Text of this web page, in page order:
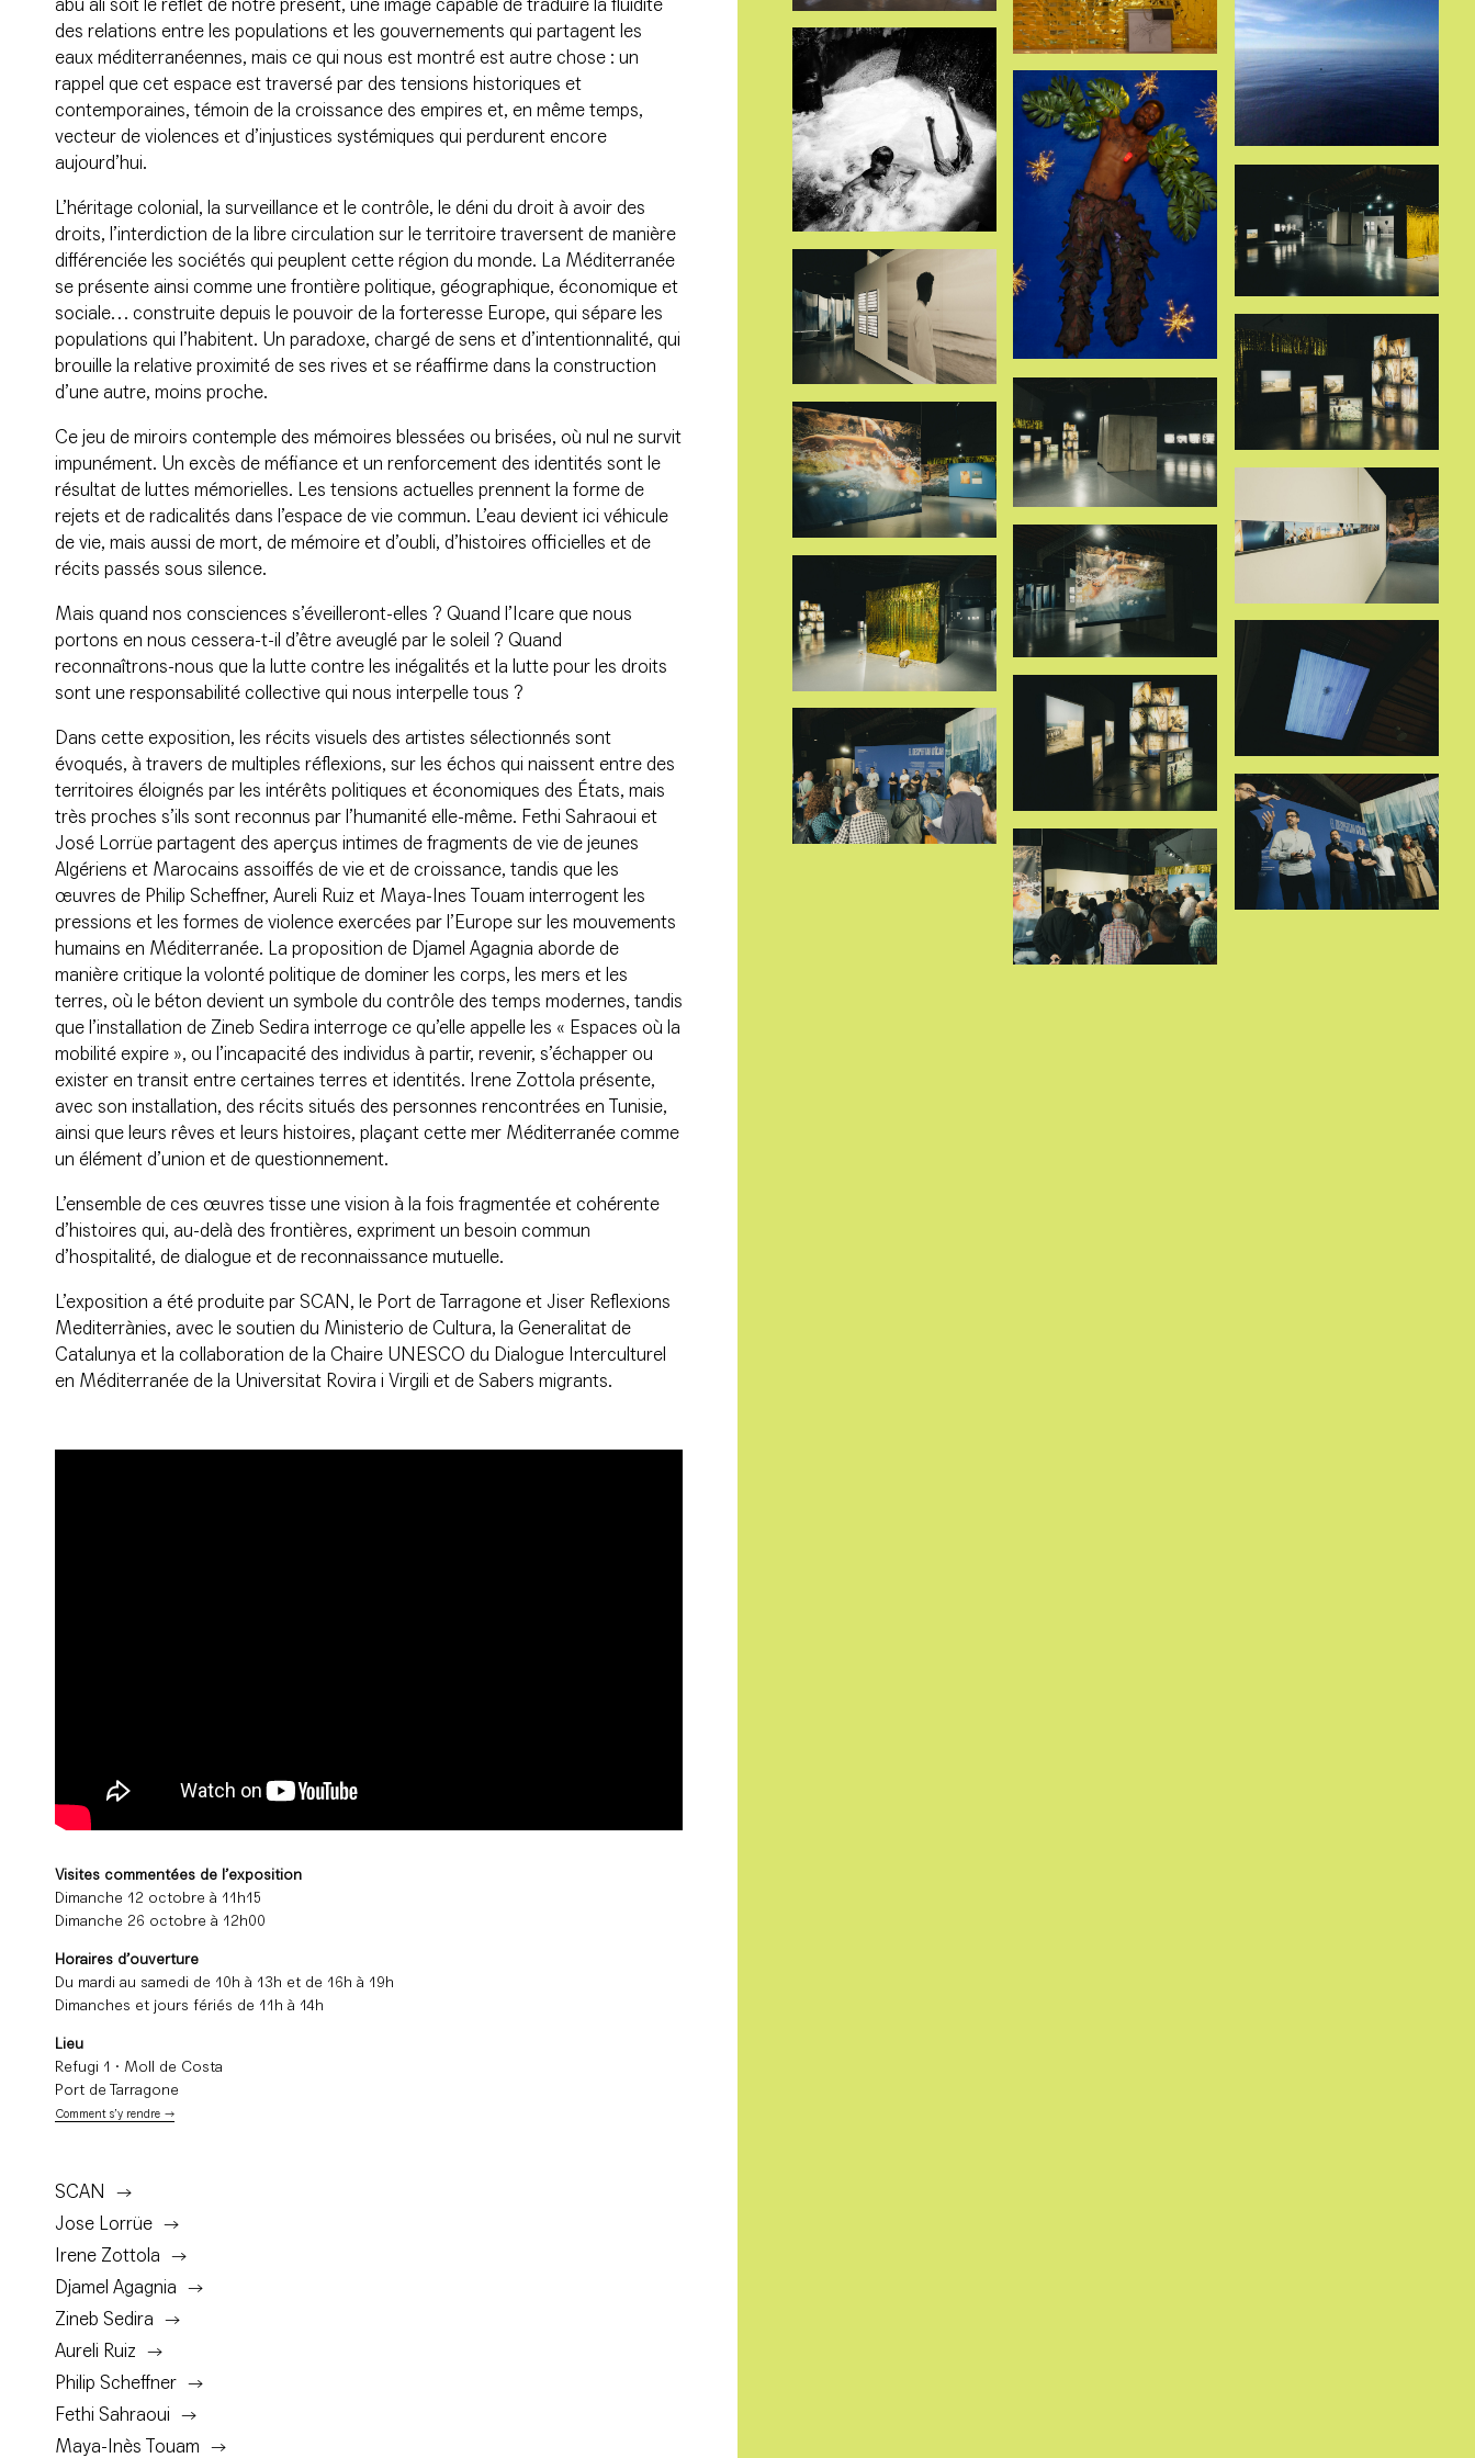
abu ali soit le reflet de notre présent, une image capable de traduire la fluidité
des relations entre les populations et les gouvernements qui partagent les
eaux méditerranéennes, mais ce qui nous est montré est autre chose : un
rappel que cet espace est traversé par des tensions historiques et
contemporaines, témoin de la croissance des empires et, en même temps,
vecteur de violences et d’injustices systémiques qui perdurent encore
aujourd’hui.
L’héritage colonial, la surveillance et le contrôle, le déni du droit à avoir des
droits, l’interdiction de la libre circulation sur le territoire traversent de manière
différenciée les sociétés qui peuplent cette région du monde. La Méditerranée
se présente ainsi comme une frontière politique, géographique, économique et
sociale… construite depuis le pouvoir de la forteresse Europe, qui sépare les
populations qui l’habitent. Un paradoxe, chargé de sens et d’intentionnalité, qui
brouille la relative proximité de ses rives et se réaffirme dans la construction
d’une autre, moins proche.
Ce jeu de miroirs contemple des mémoires blessées ou brisées, où nul ne survit
impunément. Un excès de méfiance et un renforcement des identités sont le
résultat de luttes mémorielles. Les tensions actuelles prennent la forme de
rejets et de radicalités dans l’espace de vie commun. L’eau devient ici véhicule
de vie, mais aussi de mort, de mémoire et d’oubli, d’histoires officielles et de
récits passés sous silence.
Mais quand nos consciences s’éveilleront-elles ? Quand l’Icare que nous
portons en nous cessera-t-il d’être aveuglé par le soleil ? Quand
reconnaîtrons-nous que la lutte contre les inégalités et la lutte pour les droits
sont une responsabilité collective qui nous interpelle tous ?
Dans cette exposition, les récits visuels des artistes sélectionnés sont
évoqués, à travers de multiples réflexions, sur les échos qui naissent entre des
territoires éloignés par les intérêts politiques et économiques des États, mais
très proches s’ils sont reconnus par l’humanité elle-même. Fethi Sahraoui et
José Lorrüe partagent des aperçus intimes de fragments de vie de jeunes
Algériens et Marocains assoiffés de vie et de croissance, tandis que les
œuvres de Philip Scheffner, Aureli Ruiz et Maya-Ines Touam interrogent les
pressions et les formes de violence exercées par l’Europe sur les mouvements
humains en Méditerranée. La proposition de Djamel Agagnia aborde de
manière critique la volonté politique de dominer les corps, les mers et les
terres, où le béton devient un symbole du contrôle des temps modernes, tandis
que l’installation de Zineb Sedira interroge ce qu’elle appelle les « Espaces où la
mobilité expire », ou l’incapacité des individus à partir, revenir, s’échapper ou
exister en transit entre certaines terres et identités. Irene Zottola présente,
avec son installation, des récits situés des personnes rencontrées en Tunisie,
ainsi que leurs rêves et leurs histoires, plaçant cette mer Méditerranée comme
un élément d’union et de questionnement.
L’ensemble de ces œuvres tisse une vision à la fois fragmentée et cohérente
d’histoires qui, au-delà des frontières, expriment un besoin commun
d’hospitalité, de dialogue et de reconnaissance mutuelle.
L’exposition a été produite par SCAN, le Port de Tarragone et Jiser Reflexions
Mediterrànies, avec le soutien du Ministerio de Cultura, la Generalitat de
Catalunya et la collaboration de la Chaire UNESCO du Dialogue Interculturel
en Méditerranée de la Universitat Rovira i Virgili et de Sabers migrants.
Visites commentées de l’exposition
Dimanche 12 octobre à 11h15
Dimanche 26 octobre à 12h00
Horaires d’ouverture
Du mardi au samedi de 10h à 13h et de 16h à 19h
Dimanches et jours fériés de 11h à 14h
Lieu
Refugi 1 · Moll de Costa
Port de Tarragone
Comment s’y rendre
SCAN
Jose Lorrüe
Irene Zottola
Djamel Agagnia
Zineb Sedira
Aureli Ruiz
Philip Scheffner
Fethi Sahraoui
Maya-Inès Touam